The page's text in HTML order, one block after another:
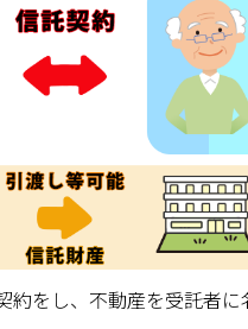
約をし、不動産を受託者に